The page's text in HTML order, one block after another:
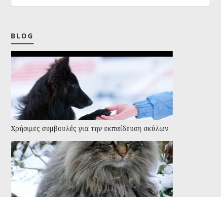
BLOG
Χρήσιμες συμβουλές για την εκπαίδευση σκύλων